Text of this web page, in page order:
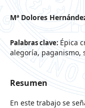
Mª Dolores
Palabras clave: Épica
alegoría, paganismo,
Resumen
En este trabajo se